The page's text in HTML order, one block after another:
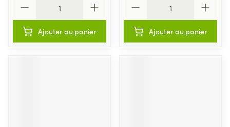
Ajouter au panier Ajouter au panier